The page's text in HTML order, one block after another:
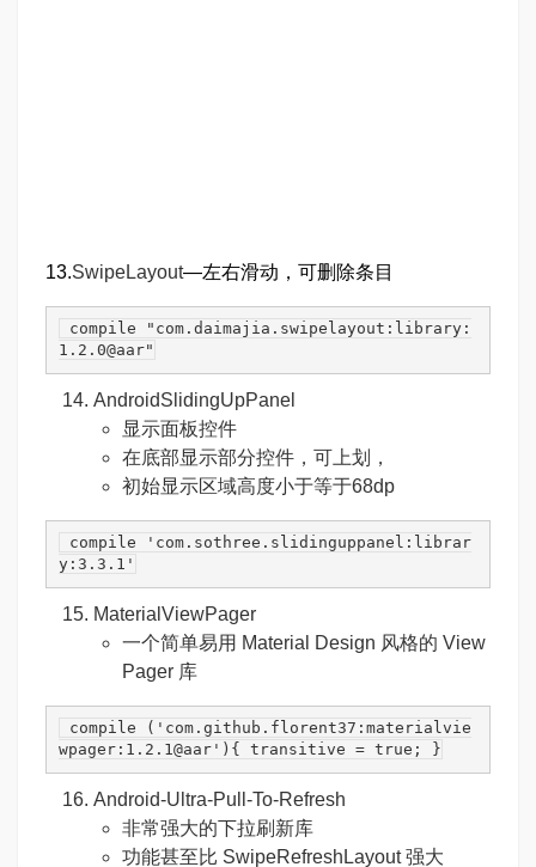
13.SwipeLayout—左右滑动，可删除条目
compile " com.daimajia .swipelayout :library:
1.2.0@aar"
AndroidSlidingUpPanel
显示面板控件
在底部显示部分控件，可上划，
初始显示区域高度小于等于68dp
compile
'com.sothree.slidinguppanel:librar
y:3.3.1'
MaterialViewPager
一个简单易用 Material Design 风格的 View
Pager 库
compile ( 'com.github.florent37:materialvie
wpager:1.2.1@aar' ){ transitive = true ; }
Android-Ultra-Pull-To-Refresh
非常强大的下拉刷新库
功能甚至比 SwipeRefreshLayout 强大